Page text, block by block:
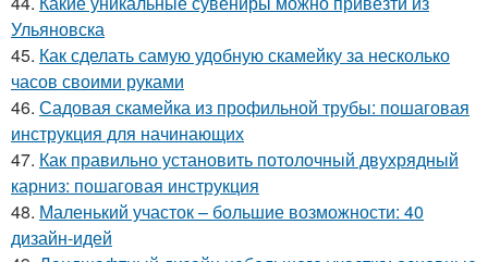
Ульяновска
45. Как сделать самую удобную скамейку за несколько
часов своими руками
46. Садовая скамейка из профильной трубы: пошаговая
инструкция для начинающих
47. Как правильно установить потолочный двухрядный
карниз: пошаговая инструкция
48. Маленький участок – большие возможности: 40
дизайн-идей